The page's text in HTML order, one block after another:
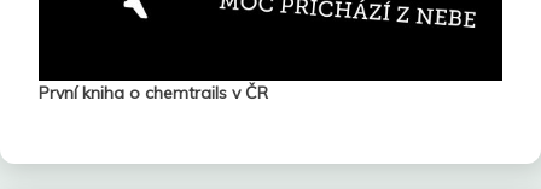
První kniha o chemtrails v ČR